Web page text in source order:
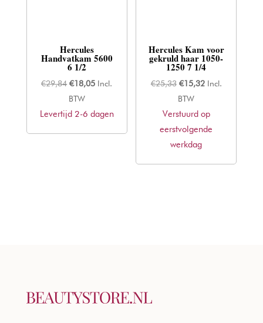
Hercules
Handvatkam 5600
6 1/2
€29,84 Oorspronkelijke
prijs
was:
€18,05Huidige
is:
Incl.
BTW
Levertijd 2-6 dagen
Hercules Kam voor
gekruld haar 1050-
1250 7 1/4
€25,33 Oorspronkelijke
prijs
was:
€25,33.
€15,32Huidige
is:
€15,32.
Incl.
BTW
Verstuurd op
eerstvolgende
werkdag